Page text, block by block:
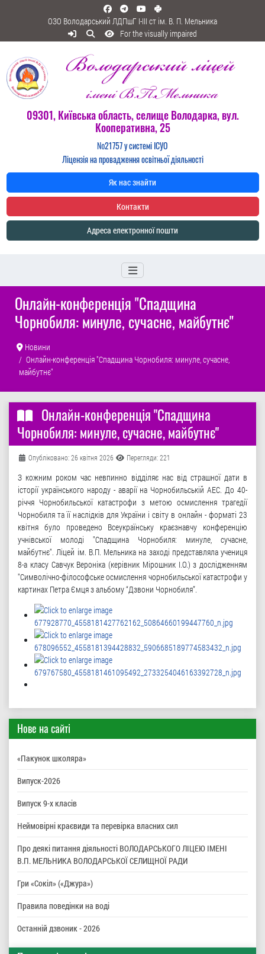
ОЗО Володарський ЛДПшГ I-III ст ім. В. П. Мельника
For the visually impaired
09301, Київська область, селище Володарка, вул.
Кооперативна, 25
№21757 у системі ІСУО
Ліцензія на провадження освітньої діяльності
Як нас знайти
Контакти
Адреса електронної пошти
Онлайн-конференція "Спадщина
Чорнобиля: минуле, сучасне, майбутнє"
Новини
Онлайн-конференція "Спадщина Чорнобиля: минуле, сучасне,
майбутнє"
Онлайн-конференція "Спадщина
Чорнобиля: минуле, сучасне, майбутнє"
ДеталіОпубліковано: 26 квітня 2026 Перегляди: 221
З кожним роком час невпинно відділяє нас від страшної дати в
історії українського народу - аварії на Чорнобильській АЕС. До 40-
річчя Чорнобильської катастрофи з метою осмислення трагедії
Чорнобиля та її наслідків для України і світу в онлайн - форматі 23
квітня було проведено Всеукраїнську краєзнавчу конференцію
учнівської молоді "Спадщина Чорнобиля: минуле, сучасне,
майбутнє". Ліцей ім. В.П. Мельника на заході представляла учениця
8-а класу Савчук Вероніка (керівник Мірошник І.О.) з дослідженням
"Символічно-філософське осмислення чорнобильської катастрофи у
картинах Петра Ємця з альбому “Дзвони Чорнобиля”.
Нове на сайті
«Пакунок школяра»
Випуск-2026
Випуск 9-х класів
Неймовірні краєвиди та перевірка власних сил
Про деякі питання діяльності ВОЛОДАРСЬКОГО ЛІЦЕЮ ІМЕНІ
В.П. МЕЛЬНИКА ВОЛОДАРСЬКОЇ СЕЛИЩНОЇ РАДИ
Гри «Сокіл» («Джура»)
Правила поведінки на воді
Останній дзвоник - 2026